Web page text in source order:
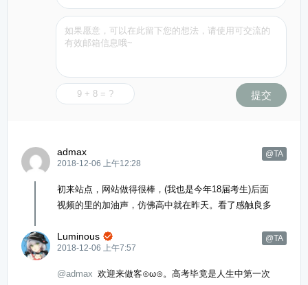
s
l
e
提交
admax
@TA
2018-12-06 上午12:28
初来站点，网站做得很棒，(我也是今年18届考生)后面
视频的里的加油声，仿佛高中就在昨天。看了感触良多
Luminous @TA

2018-12-06 上午7:57
@admax 欢迎来做客⊙ω⊙。高考毕竟是人生中第一次